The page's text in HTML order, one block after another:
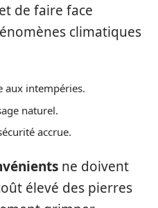
de faire face
climatiques
aux intempéries.
naturel.
accrue.
ne doivent
élevé des pierres